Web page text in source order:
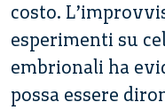
costo.
esperimenti su
embrionali ha
possa essere